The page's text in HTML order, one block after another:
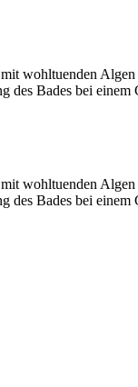
wohltuenden
des Bades bei
wohltuenden
des Bades bei